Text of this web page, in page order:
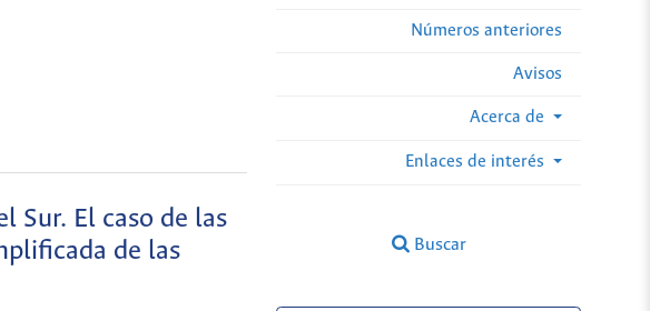
Números anteriores
Avisos
Acerca de
Enlaces de interés
Buscar
Sur. El caso de las
de las